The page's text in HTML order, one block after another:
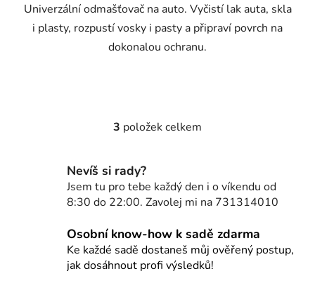
Univerzální odmašťovač na auto. Vyčistí lak auta, skla
i plasty, rozpustí vosky i pasty a připraví povrch na
dokonalou ochranu.
O
á
d
a
í
p
r
3 položek celkem
Nevíš si rady?
Jsem tu pro tebe každý den i o víkendu od
8:30 do 22:00. Zavolej mi na 731314010
Osobní know-how k sadě zdarma
Ke každé sadě dostaneš můj ověřený postup,
jak dosáhnout profi výsledků!